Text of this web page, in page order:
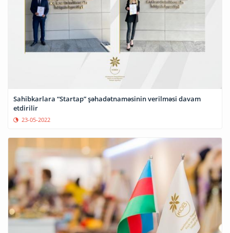
Sahibkarlara “Startap” şəhadətnaməsinin verilməsi davam
etdirilir
23-05-2022